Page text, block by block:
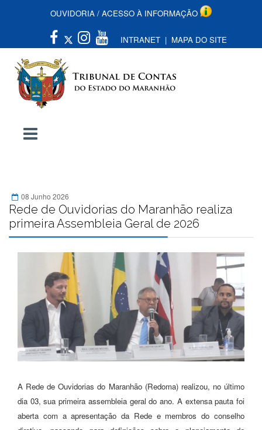
OUVIDORIA / ACESSO À INFORMAÇÃO
INTRANET | MAPA DO SITE
08 Junho 2026
Rede de Ouvidorias do Maranhão realiza
primeira Assembleia Geral de 2026
A Rede de Ouvidorias do Maranhão (Redoma) realizou, no último
dia 03, sua primeira assembleia geral do ano. A extensa pauta foi
aberta com a apresentação da Rede e membros do conselho